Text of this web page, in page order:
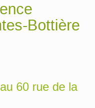
Bottière
60 rue de la